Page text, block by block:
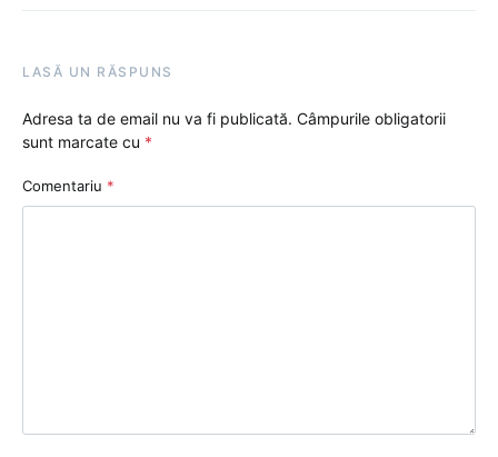
LASĂ UN RĂSPUNS
Adresa ta de email nu va fi publicată. Câmpurile obligatorii
sunt marcate cu *
Comentariu *